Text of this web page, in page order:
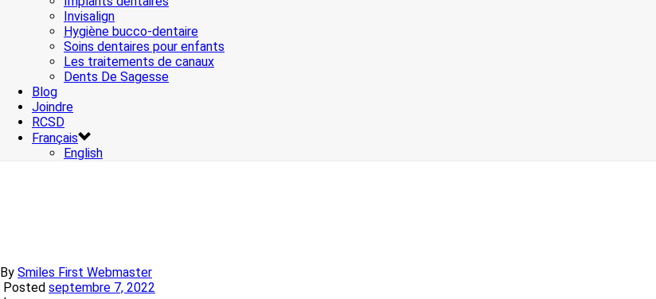
Invisalign
Hygiène bucco-dentaire
Soins dentaires pour enfants
Les traitements de canaux
Dents De Sagesse
Blog
Joindre
RCSD
Français
English
By Smiles First Webmaster
Posted septembre 7, 2022